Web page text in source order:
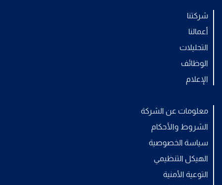
شركتنا
أعمالنا
التحليلات
الوظائف
الإعلام
معلومات عن الشركة
الشروط والأحكام
سياسة الخصوصية
الهيكل التنظيمي
التوعية الأمنية